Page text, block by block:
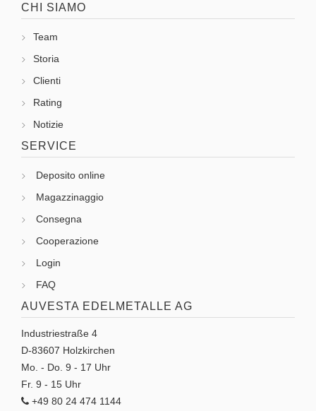
CHI SIAMO
Team
Storia
Clienti
Rating
Notizie
SERVICE
Deposito online
Magazzinaggio
Consegna
Cooperazione
Login
FAQ
AUVESTA EDELMETALLE AG
Industriestraße 4
D-83607 Holzkirchen
Mo. - Do. 9 - 17 Uhr
Fr. 9 - 15 Uhr
+49 80 24 474 1144